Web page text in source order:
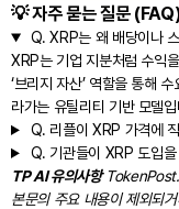
💡 자주 묻는 질문
Q. XRP는 왜 배당이나
XRP는 기업 지분처럼 수익
‘브리지 자산’ 역할을 통해
라가는 유틸리티 기반 모델
Q. 리플이 XRP 가격에
Q. 기관들이 XRP 도입
TP AI 유의사항
본문의 주요 내용이 제외되